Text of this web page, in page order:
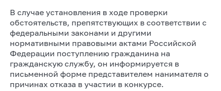
В случае установления в ходе проверки
обстоятельств, препятствующих в соответствии с
федеральными законами и другими
нормативными правовыми актами Российской
Федерации поступлению гражданина на
гражданскую службу, он информируется в
письменной форме представителем нанимателя о
причинах отказа в участии в конкурсе.